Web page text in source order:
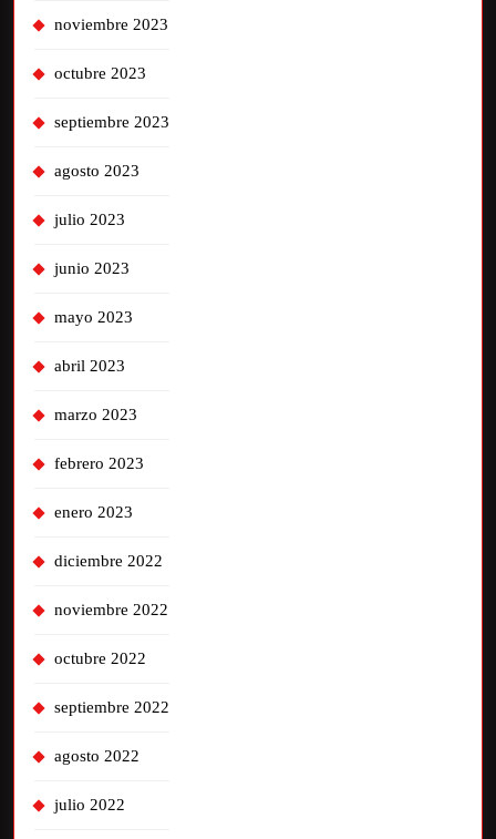
noviembre 2023
octubre 2023
septiembre 2023
agosto 2023
julio 2023
junio 2023
mayo 2023
abril 2023
marzo 2023
febrero 2023
enero 2023
diciembre 2022
noviembre 2022
octubre 2022
septiembre 2022
agosto 2022
julio 2022